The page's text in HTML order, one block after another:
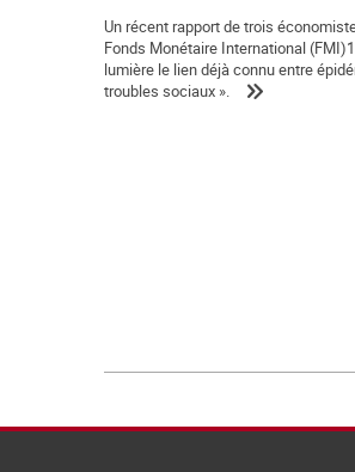
Un récent rapport de trois
Fonds Monétaire International
lumière le lien déjà connu entre
troubles sociaux ».